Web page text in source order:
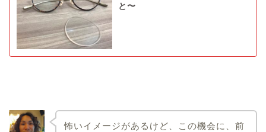
と〜
怖いイメージがあるけど、この機会に、前